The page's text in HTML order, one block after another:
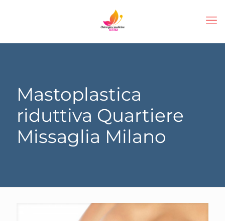
Mastoplastica
riduttiva Quartiere
Missaglia Milano